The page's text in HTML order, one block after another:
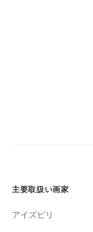
主要取扱い画家
アイズピリ